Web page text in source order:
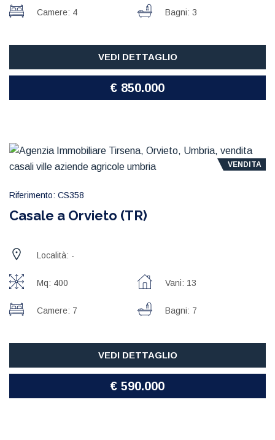
Camere: 4 Bagni: 3
VEDI DETTAGLIO
€ 850.000
VENDITA
Riferimento: CS358
Casale a Orvieto (TR)
Località: -
Mq: 400 Vani: 13
Camere: 7 Bagni: 7
VEDI DETTAGLIO
€ 590.000